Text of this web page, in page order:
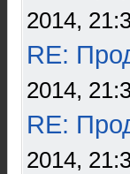
2014,
RE:
2014,
RE:
2014,